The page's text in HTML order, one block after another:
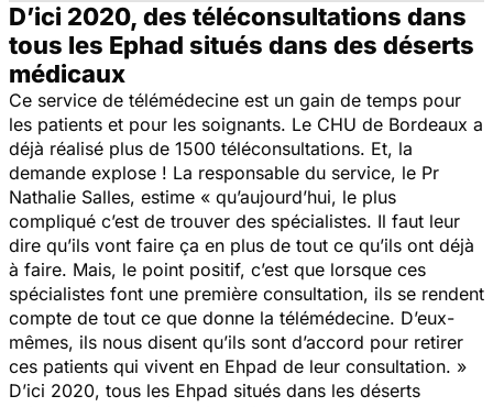
D’ici 2020, des téléconsultations dans
tous les Ephad situés dans des déserts
médicaux
Ce service de télémédecine est un gain de temps pour
les patients et pour les soignants. Le CHU de Bordeaux a
déjà réalisé plus de 1500 téléconsultations. Et, la
demande explose ! La responsable du service, le Pr
Nathalie Salles, estime « qu’aujourd’hui, le plus
compliqué c’est de trouver des spécialistes. Il faut leur
dire qu’ils vont faire ça en plus de tout ce qu’ils ont déjà
à faire. Mais, le point positif, c’est que lorsque ces
spécialistes font une première consultation, ils se rendent
compte de tout ce que donne la télémédecine. D’eux-
mêmes, ils nous disent qu’ils sont d’accord pour retirer
ces patients qui vivent en Ehpad de leur consultation. »
D’ici 2020, tous les Ehpad situés dans les déserts